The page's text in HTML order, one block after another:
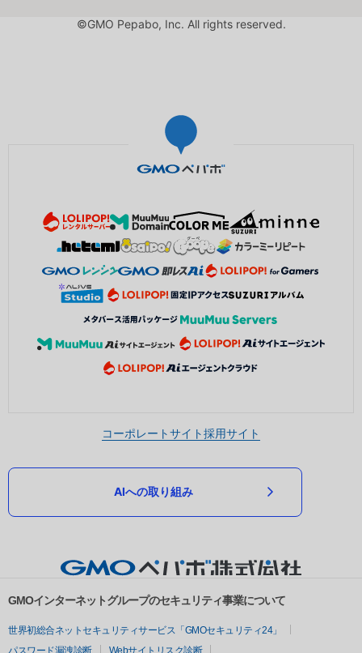
©GMO Pepabo, Inc. All rights reserved.
コーポレートサイト採用サイト
AIへの取り組み
GMOインターネットグループのセキュリティ事業について
世界初総合ネットセキュリティサービス「GMOセキュリティ24」
パスワード漏洩診断
Webサイトリスク診断